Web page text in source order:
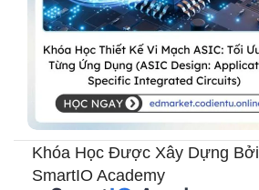
Khóa Học Được Xây Dựng Bởi
SmartIO Academy​